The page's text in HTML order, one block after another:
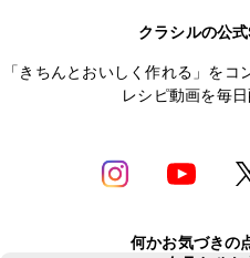
クラシルの公
「きちんとおいしく作れる」を
レシピ動画を毎日
何かお気づきの